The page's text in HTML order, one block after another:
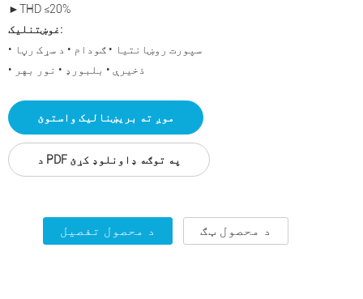
►THD ≤20%
غوښتنلیک:
• سپورت روښانتیا • ګودام • د سړک رڼا
• ذخیرې • بلبورډ • نور بهر
موږ ته بریښنالیک واستوئ
د PDF په توګه ډاونلوډ کړئ
د محصول تفصیل د محصول ټګ